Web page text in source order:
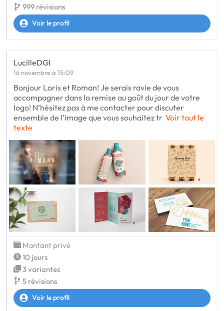
999 révisions
Voir le profil
LucilleDGI
16 novembre à 15:09
Bonjour Loris et Roman! Je serais ravie de vous
accompagner dans la remise au goût du jour de votre
logo! N’hésitez pas à me contacter pour discuter
ensemble de l’image que vous souhaitez tr Voir tout le
texte
Montant privé
10 jours
3 variantes
5 révisions
Voir le profil